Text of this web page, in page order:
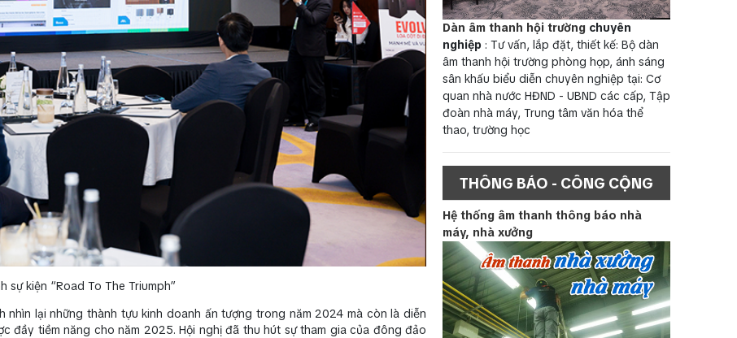
sự kiện “Road To The Triumph”
nhìn lại những thành tựu kinh doanh ấn tượng trong năm 2024 mà còn là diễn
đầy tiềm năng cho năm 2025. Hội nghị đã thu hút sự tham gia của đông đảo
Dàn âm thanh hội trường chuyên
nghiệp : Tư vấn, lắp đặt, thiết kế: Bộ dàn
âm thanh hội trường phòng họp, ánh sáng
sân khấu biểu diễn chuyên nghiệp tại: Cơ
quan nhà nước HĐND - UBND các cấp, Tập
đoàn nhà máy, Trung tâm văn hóa thể
thao, trường học
THÔNG BÁO - CÔNG CỘNG
Hệ thống âm thanh thông báo nhà
máy, nhà xưởng